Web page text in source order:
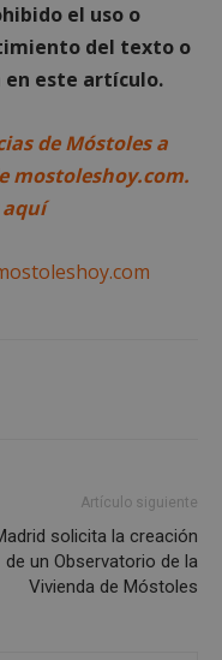
el uso o
del texto o
en este artículo.
de Móstoles a
mostoleshoy.com.
Artículo siguiente
solicita la creación
de un Observatorio de la
Vivienda de Móstoles
Cloudflare Inc.
.x.com
29 minutos
56